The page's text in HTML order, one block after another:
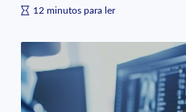
12 minutos para ler